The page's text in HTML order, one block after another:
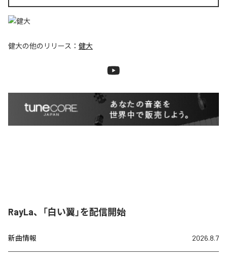
健大の他のリリース： 健大
RayLa、「白い翼」を配信開始
新曲情報 2026.8.7